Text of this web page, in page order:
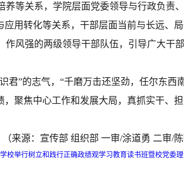
等关系，学院层面党委领导与行政负责
用转化等关系，干部层面当前与长远、
作风强的两级领导干部 队伍，引导广大干
”的志气，“千磨万击还坚劲，任尔东西
聚焦中心工作和发展大局，真抓实干、担
（来源：宣传部 组织部 一审/涂道勇 二审/陈
学校举行树立和践行正确政绩观学习教育读书班暨校党委